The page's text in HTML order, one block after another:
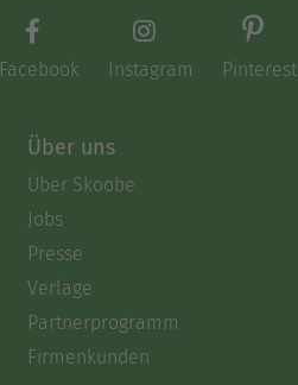
Facebook Instagram Pinterest
Über uns
Über Skoobe
Jobs
Presse
Verlage
Partnerprogramm
Firmenkunden